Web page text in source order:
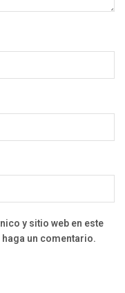
y sitio web en este
un comentario.